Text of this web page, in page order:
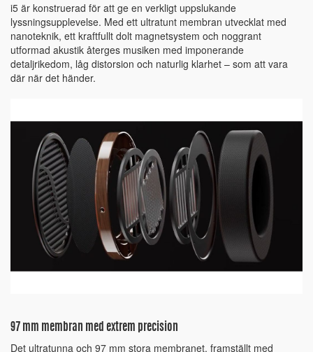
i5 är konstruerad för att ge en verkligt uppslukande
lyssningsupplevelse. Med ett ultratunt membran utvecklat med
nanoteknik, ett kraftfullt dolt magnetsystem och noggrant
utformad akustik återges musiken med imponerande
detaljrikedom, låg distorsion och naturlig klarhet – som att vara
där när det händer.
97 mm membran med extrem precision
Det ultratunna och 97 mm stora membranet, framställt med